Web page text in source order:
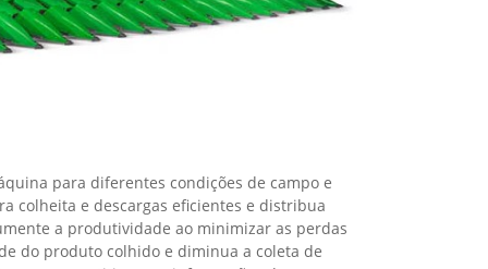
a produtividade, sustentabilidade e rentabilidade do
jornada.